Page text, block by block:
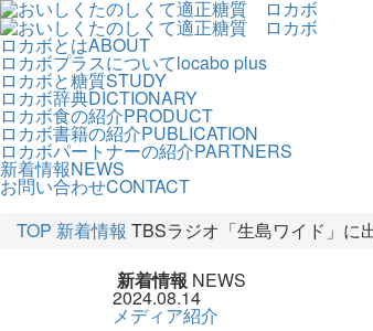
ロカボとはABOUT
ロカボプラスについてlocabo plus
ロカボと糖質STUDY
ロカボ辞典DICTIONARY
ロカボ食の紹介PRODUCT
ロカボ書籍の紹介PUBLICATION
ロカボパートナーの紹介PARTNERS
新着情報NEWS
お問い合わせCONTACT
TOP 新着情報 TBSラジオ「生島ワイド」に
新着情報 NEWS
2024.08.14
メディア紹介